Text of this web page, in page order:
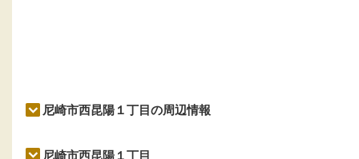
尼崎市西昆陽１丁目の周辺情報
尼崎市西昆陽１丁目